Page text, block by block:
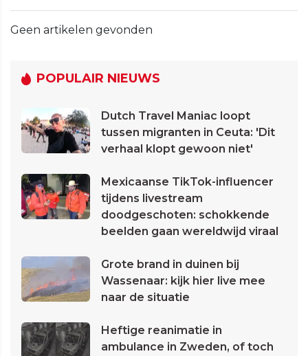
Geen artikelen gevonden
POPULAIR NIEUWS
Dutch Travel Maniac loopt
tussen migranten in Ceuta: 'Dit
verhaal klopt gewoon niet'
Mexicaanse TikTok-influencer
tijdens livestream
doodgeschoten: schokkende
beelden gaan wereldwijd viraal
Grote brand in duinen bij
Wassenaar: kijk hier live mee
naar de situatie
Heftige reanimatie in
ambulance in Zweden, of toch